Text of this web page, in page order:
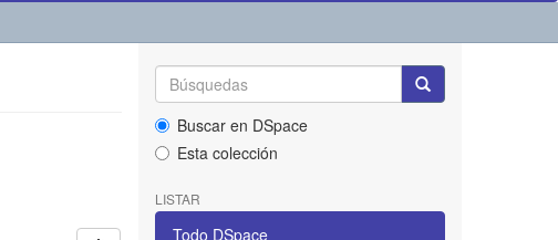
Buscar en DSpace
Esta colección
LISTAR
Todo DSpace